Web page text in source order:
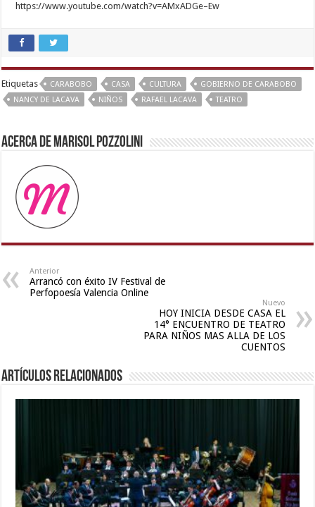
https://www.youtube.com/watch?v=AMxADGe–Ew
indian
sexy
couple,
bhabhi
xxx
nude,
bf
girl,
xxx
desi
video,
kerala
Etiquetas CARABOBO CASA CULTURA
GOBIERNO DE CARABOBO
NANCY DE LACAVA
NIÑOS RAFAEL LACAVA TEATRO
Acerca de Marisol Pozzolini
Anterior
Arrancó con éxito IV Festival de
Perfopoesía Valencia Online
Nuevo
HOY INICIA DESDE CASA EL
14° ENCUENTRO DE TEATRO
PARA NIÑOS MAS ALLA DE LOS
CUENTOS
Artículos relacionados